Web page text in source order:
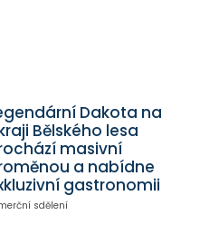
Dakota na
Bělského lesa
masivní
a nabídne
gastronomii
sdělení